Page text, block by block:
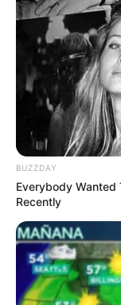
BUZZDAY
Everybody Wanted
Recently